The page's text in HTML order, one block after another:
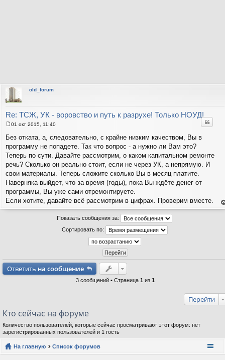
old_forum
Re: ТСЖ, УК - воровство и путь к разрухе! Только НОУД!
о
б
е
н
е
01 окт 2015, 11:40
Без отката, а, следовательно, с крайне низким качеством, Вы в
программу не попадете. Так что вопрос - а нужно ли Вам это?
Теперь по сути. Давайте рассмотрим, о каком капитальном ремонте
речь? Сколько он реально стоит, если не через УК, а непрямую. И
свои материалы. Теперь сложите сколько Вы в месяц платите.
Наверняка выйдет, что за время (годы), пока Вы ждёте денег от
программы, Вы уже сами отремонтируете.
Если хотите, давайте всё рассмотрим в цифрах. Проверим вместе.
Показать сообщения за:
Сортировать по:
Ответить на сообщение
3 сообщений • Страница 1 из 1
Перейти
Кто сейчас на форуме
Количество пользователей, которые сейчас просматривают этот форум: нет
зарегистрированных пользователей и 1 гость
На главную Список форумов